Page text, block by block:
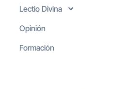
Lectio Divina
Opinión
Formación